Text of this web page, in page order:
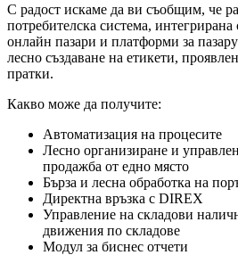
С радост искаме да ви съобщим, че
потребителска система,
онлайн пазари и платформи за
лесно създаване на етикети,
пратки.
Какво може да получите:
Автоматизация на процесите
Лесно организиране и
продажба от едно място
Бърза и лесна обработка на
Директна връзка с DIREX
Управление на складови
движения по складове
Модул за биснес отчети